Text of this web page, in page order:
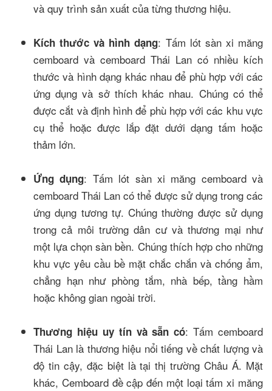
và quy trình sản xuất của từng thương hiệu.
Kích thước và hình dạng: Tấm lót sàn xi măng
cemboard và cemboard Thái Lan có nhiều kích
thước và hình dạng khác nhau để phù hợp với các
ứng dụng và sở thích khác nhau. Chúng có thể
được cắt và định hình để phù hợp với các khu vực
cụ thể hoặc được lắp đặt dưới dạng tấm hoặc
thảm lớn.
Ứng dụng: Tấm lót sàn xi măng cemboard và
cemboard Thái Lan có thể được sử dụng trong các
ứng dụng tương tự. Chúng thường được sử dụng
trong cả môi trường dân cư và thương mại như
một lựa chọn sàn bền. Chúng thích hợp cho những
khu vực yêu cầu bề mặt chắc chắn và chống ẩm,
chẳng hạn như phòng tắm, nhà bếp, tầng hầm
hoặc không gian ngoài trời.
Thương hiệu uy tín và sẵn có: Tấm cemboard
Thái Lan là thương hiệu nổi tiếng về chất lượng và
độ tin cậy, đặc biệt là tại thị trường Châu Á. Mặt
khác, Cemboard đề cập đến một loại tấm xi măng